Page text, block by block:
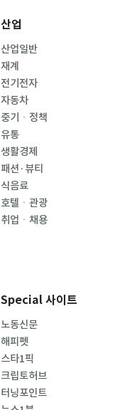
산업
산업일반
재계
전기전자
자동차
중기ㆍ정책
유통
생활경제
패션·뷰티
식음료
호텔ㆍ관광
취업ㆍ채용
Special 사이트
노동신문
해피펫
스타1픽
크립토허브
터닝포인트